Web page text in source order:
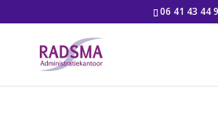
06 41 43 44